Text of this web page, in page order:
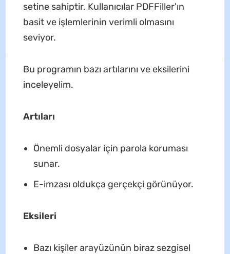
setine sahiptir. Kullanıcılar PDFFiller'ın
basit ve işlemlerinin verimli olmasını
seviyor.
Bu programın bazı artılarını ve eksilerini
inceleyelim.
Artıları
Önemli dosyalar için parola koruması
sunar.
E-imzası oldukça gerçekçi görünüyor.
Eksileri
Bazı kişiler arayüzünün biraz sezgisel